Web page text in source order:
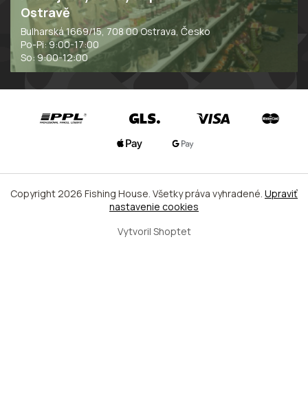
Ostravě
Bulharská 1669/15, 708 00 Ostrava, Česko
Po-Pi: 9:00-17:00
So: 9:00-12:00
Vytvoril Shoptet
Copyright 2026 Fishing House. Všetky práva vyhradené. Upraviť
nastavenie cookies